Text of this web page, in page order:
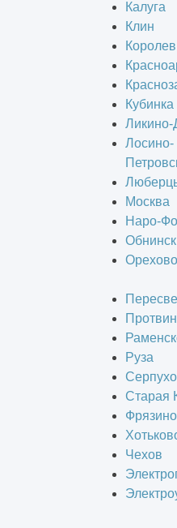
Калуга
Клин
Королев
Кубинка
Ликино-
Лосино-
Москва
Наро-
Обнинск
Руза
Старая
Фрязино
Чехов